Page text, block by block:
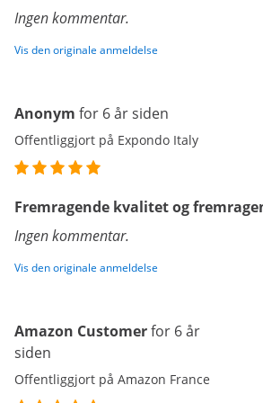
Ingen kommentar.
Vis den originale anmeldelse
Anonym for 6 år siden
Offentliggjort på Expondo Italy
Fremragende kvalitet og
Ingen kommentar.
Vis den originale anmeldelse
Amazon Customerfor 6 år
siden
Offentliggjort på Amazon France